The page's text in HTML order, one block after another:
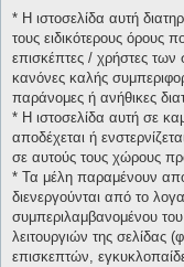
* H ιστοσελίδα αυτή
τους ειδικότερους
επισκέπτες / χρήστες των
κανόνες καλής
παράνομες ή ανήθικες
* H ιστοσελίδα αυτή σε
αποδέχεται ή
σε αυτούς τους χώρους
* Τα μέλη παραμένουν
διενεργούνται από το
συμπεριλαμβανομένου
λειτουργιών της σελίδας
επισκεπτών,